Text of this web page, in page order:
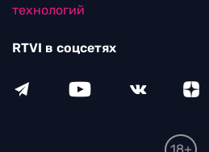
технологий
RTVI в соцсетях